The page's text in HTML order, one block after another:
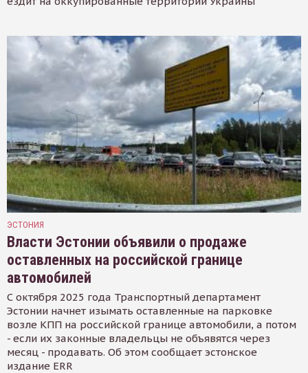
ЭСТОНИЯ
Власти Эстонии объявили о продаже
оставленных на российской границе
автомобилей
С октября 2025 года Транспортный департамент
Эстонии начнет изымать оставленные на парковке
возле КПП на российской границе автомобили, а потом
- если их законные владельцы не объявятся через
месяц - продавать. Об этом сообщает эстонское
издание ERR